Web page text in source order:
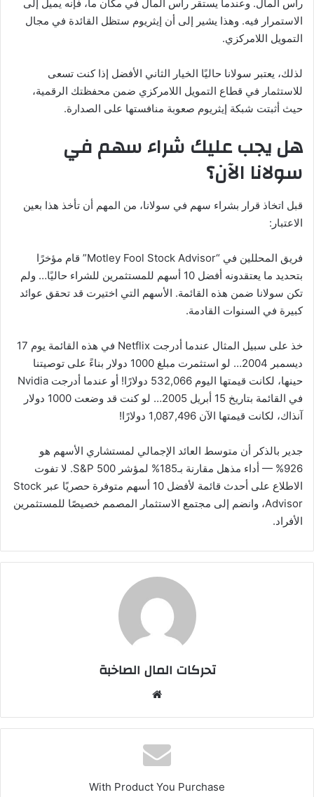
رأس المال. وعندما يستقر رأس المال في مكان ما، فإنه يميل إلى
الاستمرار فيه. وهذا يشير إلى أن إيثريوم ستظل القائدة في مجال
التمويل اللامركزي.
لذلك، يعتبر سولانا حاليًا الخيار الثاني الأفضل إذا كنت تسعى
للاستثمار في قطاع التمويل اللامركزي ضمن محفظتك الرقمية،
حيث أثبتت شبكة إيثريوم صعوبة منافستها على الصدارة.
هل يجب عليك شراء سهم في
سولانا الآن؟
قبل اتخاذ قرار بشراء سهم في سولانا، من المهم أن تأخذ هذا بعين
الاعتبار:
فريق المحللين في “Motley Fool Stock Advisor” قام مؤخرًا
بتحديد ما يعتقدونه أفضل 10 أسهم للمستثمرين للشراء حاليًا… ولم
تكن سولانا ضمن هذه القائمة. الأسهم التي اختيرت قد تحقق عوائد
كبيرة في السنوات القادمة.
خذ على سبيل المثال عندما أدرجت Netflix في هذه القائمة يوم 17
ديسمبر 2004… لو استثمرت مبلغ 1000 دولار بناءً على توصيتنا
حينها، لكانت قيمتها اليوم 532,066 دولارًا! أو عندما أدرجت Nvidia
في القائمة بتاريخ 15 أبريل 2005… لو كنت قد وضعت 1000 دولار
آنذاك، لكانت قيمتها الآن 1,087,496 دولارًا!
جدير بالذكر أن متوسط العائد الإجمالي لمستشاري الأسهم هو
926% — أداء مذهل مقارنة بـ185% لمؤشر S&P 500. لا تفوت
الاطلاع على أحدث قائمة لأفضل 10 أسهم متوفرة حصريًا عبر Stock
Advisor، وانضم إلى مجتمع الاستثمار المصمم خصيصًا للمستثمرين
الأفراد.
تحركات المال الصاخبة
With Product You Purchase